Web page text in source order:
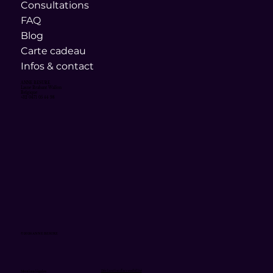
Consultations
FAQ
Blog
Carte cadeau
Infos & contact
ANNE BESURE
Lasne Brabant Wallon
+32 0471 05 44 98
Mentions légales
© 2026 ANNE BESURE